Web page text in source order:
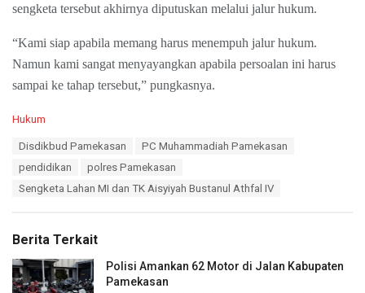
sengketa tersebut akhirnya diputuskan melalui jalur hukum.
“Kami siap apabila memang harus menempuh jalur hukum.
Namun kami sangat menyayangkan apabila persoalan ini harus
sampai ke tahap tersebut,” pungkasnya.
C
e
:
Hukum
Disdikbud Pamekasan
PC Muhammadiah Pamekasan
pendidikan
polres Pamekasan
Sengketa Lahan MI dan TK Aisyiyah Bustanul Athfal IV
Berita Terkait
Polisi Amankan 62 Motor di Jalan Kabupaten
Pamekasan